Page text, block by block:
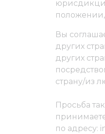
Вы
других
других
страну/из
Просьба
по адресу: